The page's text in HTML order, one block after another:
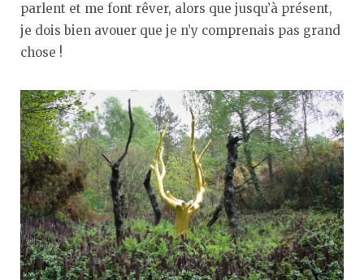
parlent et me font rêver, alors que jusqu’à présent,
je dois bien avouer que je n’y comprenais pas grand
chose !